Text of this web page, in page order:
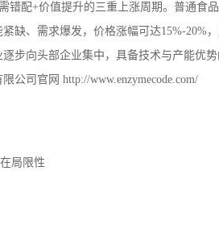
错配+价值提升的三重上涨周期。普通食
紧缺、需求爆发，价格涨幅可达15%-20%
步向头部企业集中，具备技术与产能优
公司官网 http://www.enzymecode.com/
局限性